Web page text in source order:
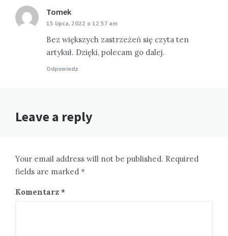
Tomek
15 lipca, 2022 o 12:57 am
Bez większych zastrzeżeń się czyta ten
artykuł. Dzięki, polecam go dalej.
Odpowiedz
Leave a reply
Your email address will not be published. Required
fields are marked *
Komentarz *